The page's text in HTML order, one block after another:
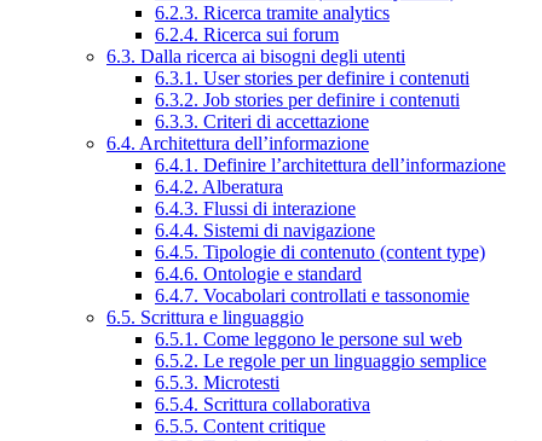
6.2.3. Ricerca tramite analytics
6.2.4. Ricerca sui forum
6.3. Dalla ricerca ai bisogni degli utenti
6.3.1. User stories per definire i contenuti
6.3.2. Job stories per definire i contenuti
6.3.3. Criteri di accettazione
6.4. Architettura dell’informazione
6.4.1. Definire l’architettura dell’informazione
6.4.2. Alberatura
6.4.3. Flussi di interazione
6.4.4. Sistemi di navigazione
6.4.5. Tipologie di contenuto (content type)
6.4.6. Ontologie e standard
6.4.7. Vocabolari controllati e tassonomie
6.5. Scrittura e linguaggio
6.5.1. Come leggono le persone sul web
6.5.2. Le regole per un linguaggio semplice
6.5.3. Microtesti
6.5.4. Scrittura collaborativa
6.5.5. Content critique